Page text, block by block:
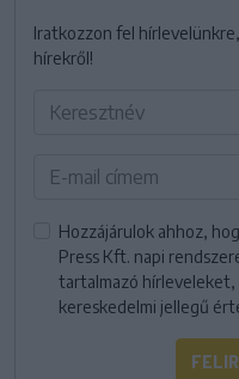
Iratkozzon fel
hírekről!
Hozzájárulok ahhoz,
Press Kft. napi
tartalmazó hírleveleket,
kereskedelmi jellegű